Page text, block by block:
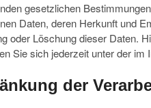
gesetzlichen
Daten, deren Herkunft und
oder Löschung dieser Daten.
Sie sich jederzeit unter der
der